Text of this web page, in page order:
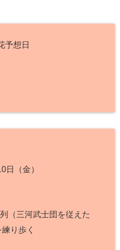
予想日
日（金）
（三河武士団を従えた
り歩く